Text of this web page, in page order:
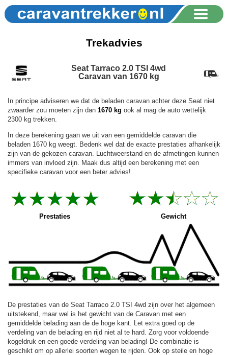
Trekadvies
Seat Tarraco 2.0 TSI 4wd
Caravan van 1670 kg
In principe adviseren we dat de beladen caravan achter deze Seat niet
zwaarder zou moeten zijn dan 1670 kg ook al mag de auto wettelijk
2300 kg trekken.
In deze berekening gaan we uit van een gemiddelde caravan die
beladen 1670 kg weegt. Bedenk wel dat de exacte prestaties afhankelijk
zijn van de gekozen caravan. Luchtweerstand en de afmetingen kunnen
immers van invloed zijn. Maak dus altijd een berekening met een
specifieke caravan voor een beter advies!
Prestaties Gewicht
De prestaties van de Seat Tarraco 2.0 TSI 4wd zijn over het algemeen
uitstekend, maar wel is het gewicht van de Caravan met een
gemiddelde belading aan de de hoge kant. Let extra goed op de
verdeling van de belading en rijd niet al te hard. Zorg voor voldoende
kogeldruk en een goede verdeling van belading! De combinatie is
geschikt om op allerlei soorten wegen te rijden. Ook op steile en hoge